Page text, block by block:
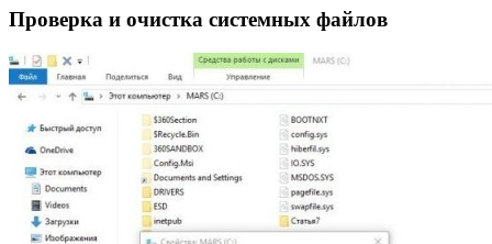
Проверка и очистка системных файлов